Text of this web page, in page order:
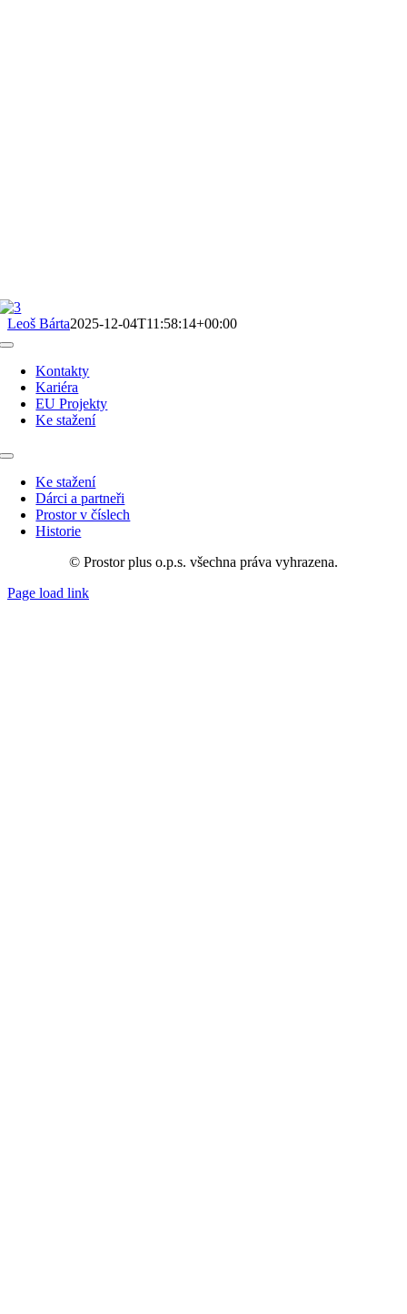
Leoš Bárta2025-12-04T11:58:14+00:00
Toggle
NavigationKontakty
Kariéra
EU Projekty
Ke stažení
Toggle
NavigationKe stažení
Dárci a partneři
Prostor v číslech
Historie
© Prostor plus o.p.s. všechna práva vyhrazena.
Page load link